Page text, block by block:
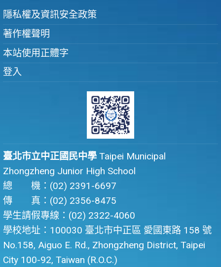
隱私權及資訊安全政策
著作權聲明
本站使用正體字
登入
臺北市立中正國民中學 Taipei Municipal
Zhongzheng Junior High School
總 機：(02) 2391-6697
傳 真：(02) 2356-8475
學生請假專線：(02) 2322-4060
學校地址：100030 臺北市中正區 愛國東路 158 號
No.158, Aiguo E. Rd., Zhongzheng District, Taipei
City 100-92, Taiwan (R.O.C.)